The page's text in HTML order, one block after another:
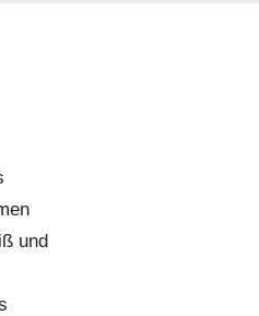
und